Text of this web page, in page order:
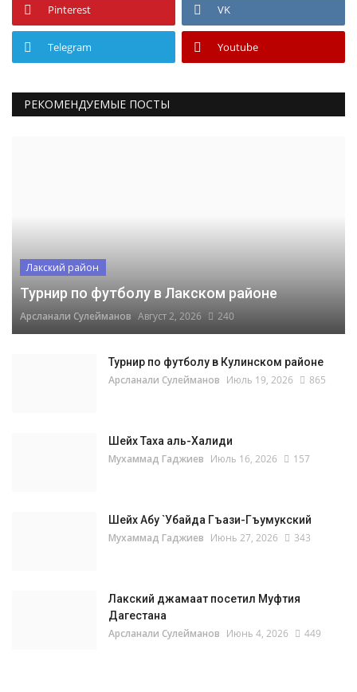
Pinterest VK
Telegram Youtube
РЕКОМЕНДУЕМЫЕ ПОСТЫ
Лакский район
Турнир по футболу в Лакском районе
Арсланали Сулейманов Август 2, 2026 240
Турнир по футболу в Кулинском районе
Арсланали Сулейманов Июль 19, 2026 865
Шейх Таха аль-Халиди
Мухаммад Гаджиев Июль 16, 2026 157
Шейх Абу `Убайда Гъази-Гъумукский
Мухаммад Гаджиев Июнь 27, 2026 343
Лакский джамаат посетил Муфтия
Дагестана
Арсланали Сулейманов Июнь 4, 2026 449